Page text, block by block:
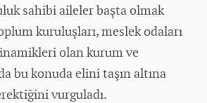
sahibi aileler başta olmak
kuruluşları, meslek odaları
olan kurum ve
bu konuda elini taşın altına
vurguladı.